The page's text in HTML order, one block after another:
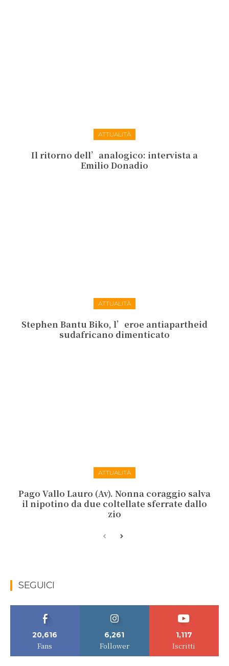
ATTUALITÀ
Il ritorno dell’analogico: intervista a
Emilio Donadio
ATTUALITÀ
Stephen Bantu Biko, l’eroe antiapartheid
sudafricano dimenticato
ATTUALITÀ
Pago Vallo Lauro (Av). Nonna coraggio salva
il nipotino da due coltellate sferrate dallo
zio
SEGUICI
20,616
Fans
6,261
Follower
1,117
Iscritti